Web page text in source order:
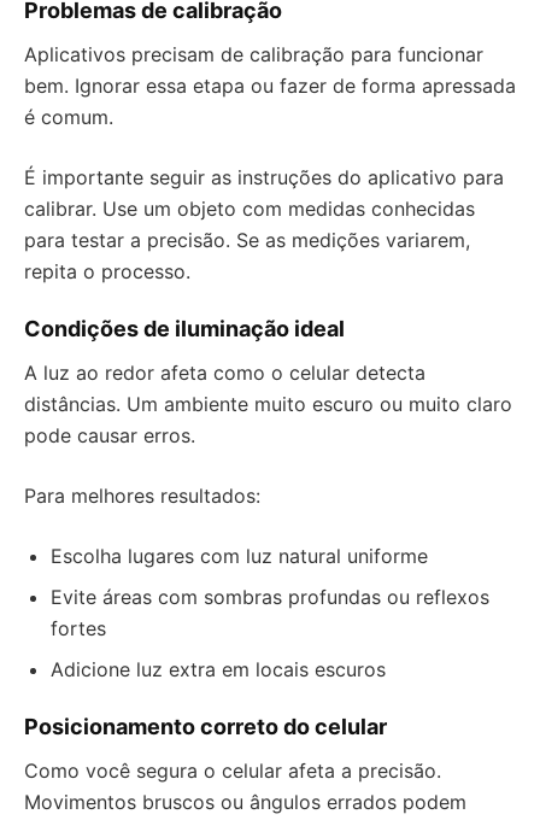
Problemas de calibração
Aplicativos precisam de calibração para funcionar
bem. Ignorar essa etapa ou fazer de forma apressada
é comum.
É importante seguir as instruções do aplicativo para
calibrar. Use um objeto com medidas conhecidas
para testar a precisão. Se as medições variarem,
repita o processo.
Condições de iluminação ideal
A luz ao redor afeta como o celular detecta
distâncias. Um ambiente muito escuro ou muito claro
pode causar erros.
Para melhores resultados:
Escolha lugares com luz natural uniforme
Evite áreas com sombras profundas ou reflexos
fortes
Adicione luz extra em locais escuros
Posicionamento correto do celular
Como você segura o celular afeta a precisão.
Movimentos bruscos ou ângulos errados podem